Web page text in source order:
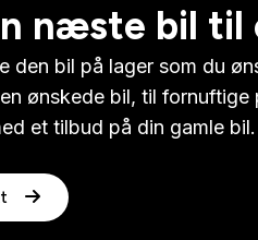
næste bil til
den bil på lager som du
ønskede bil, til
et tilbud på din gamle